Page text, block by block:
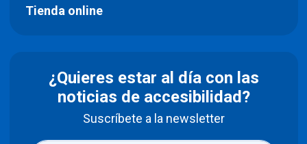
Tienda online
¿Quieres estar al día con las
noticias de accesibilidad?
Suscríbete a la newsletter